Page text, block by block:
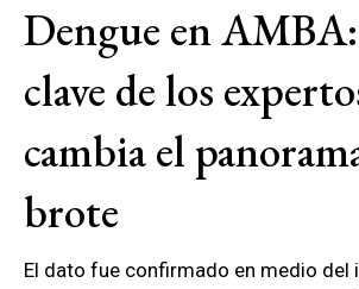
Dengue en
clave de los
cambia el
brote
El dato fue confirmado en medio del